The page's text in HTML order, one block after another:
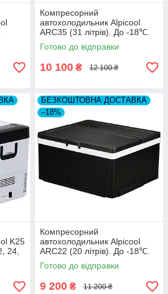
Компресорний
автохолодильник Alpicool
ARC35 (31 літрів). До -18℃.
(12, 24 вольт)
Готово до відправки
10 100 ₴ 12 100 ₴
K25
24,
БЕЗКОШТОВНА ДОСТАВКА
–18%
Компресорний
автохолодильник Alpicool
ARC22 (20 літрів). До -18℃.
(12, 24 вольт)
Готово до відправки
9 200 ₴ 11 200 ₴